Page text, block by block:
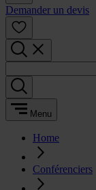
Demander un devis
Menu
Home
Conférenciers